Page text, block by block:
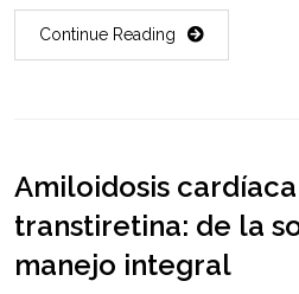
Continue Reading
Amiloidosis
transtiretina: de la
manejo integral